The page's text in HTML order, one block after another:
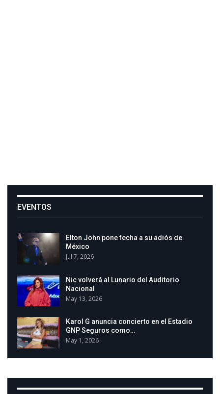
EVENTOS
Elton John pone fecha a su adiós de
México
Jul 7, 2026
Nic volverá al Lunario del Auditorio
Nacional
May 13, 2026
Karol G anuncia concierto en el Estadio
GNP Seguros como…
May 1, 2026